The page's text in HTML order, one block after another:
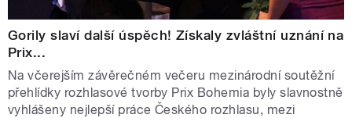
Gorily slaví další úspěch! Získaly zvláštní uznání na
Prix...
Na včerejším závěrečném večeru mezinárodní soutěžní
přehlídky rozhlasové tvorby Prix Bohemia byly slavnostně
vyhlášeny nejlepší práce Českého rozhlasu, mezi